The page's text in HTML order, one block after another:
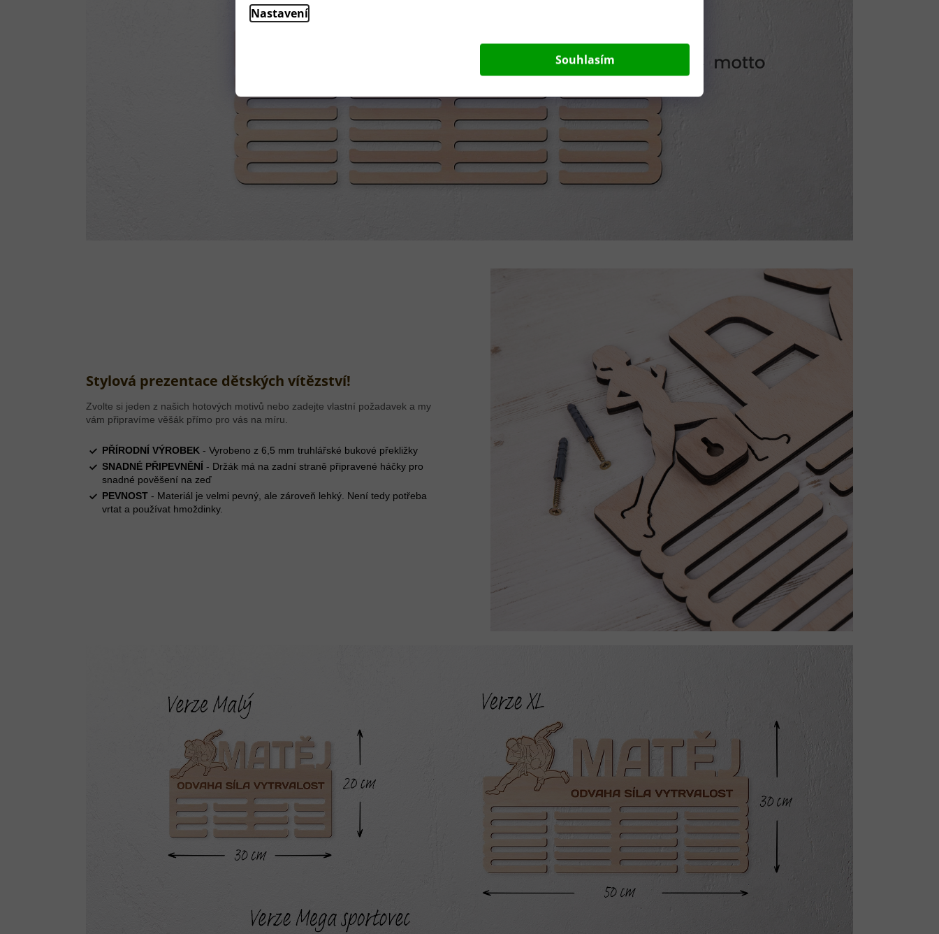
Nastavení
Souhlasím
Stylová prezentace dětských vítězství!
Zvolte si jeden z našich hotových motivů nebo zadejte vlastní požadavek a my
vám připravíme věšák přímo pro vás na míru.
PŘÍRODNÍ VÝROBEK - Vyrobeno z 6,5 mm truhlářské bukové překližky
SNADNÉ PŘIPEVNĚNÍ - Držák má na zadní straně připravené háčky pro
snadné pověšení na zeď
PEVNOST - Materiál je velmi pevný, ale zároveň lehký. Není tedy potřeba
vrtat a používat hmoždinky.